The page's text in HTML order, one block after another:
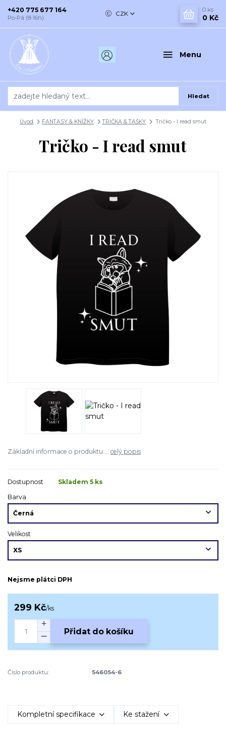
Menu
CZK
Hledat
+420 775 677 164
Po-Pá (8-16h)
0 ks
0 Kč
Úvod FANTASY & KNÍŽKY TRIČKA & TAŠKY Tričko - I read smut
Tričko - I read smut
Základní informace o produktu:... celý popis
Dostupnost
Skladem 5 ks
Barva
Velikost
Nejsme plátci DPH
299 Kč/ks
Přidat do košíku
Číslo produktu: 546054-6
Kompletní specifikace Ke stažení